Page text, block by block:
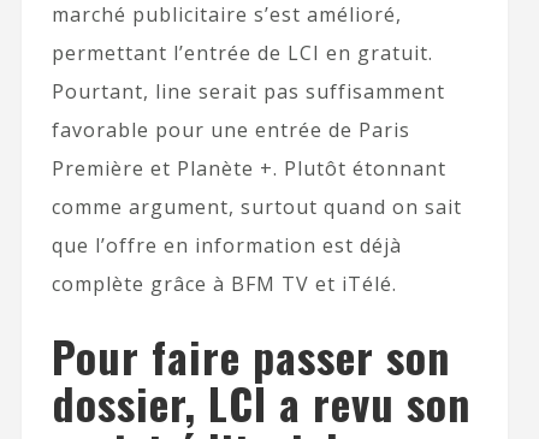
marché publicitaire s’est amélioré,
permettant l’entrée de LCI en gratuit.
Pourtant, line serait pas suffisamment
favorable pour une entrée de Paris
Première et Planète +. Plutôt étonnant
comme argument, surtout quand on sait
que l’offre en information est déjà
complète grâce à BFM TV et iTélé.
Pour faire passer son
dossier, LCI a revu son